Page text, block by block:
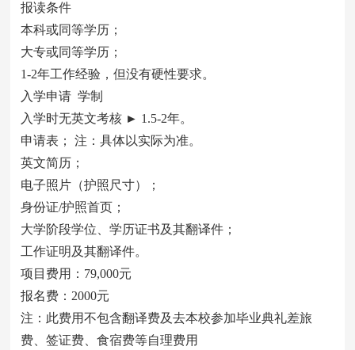
报读条件
本科或同等学历；
大专或同等学历；
1-2年工作经验，但没有硬性要求。
入学申请 学制
入学时无英文考核 ► 1.5-2年。
申请表； 注：具体以实际为准。
英文简历；
电子照片（护照尺寸）；
身份证/护照首页；
大学阶段学位、学历证书及其翻译件；
工作证明及其翻译件。
项目费用：79,000元
报名费：2000元
注：此费用不包含翻译费及去本校参加毕业典礼差旅
费、签证费、食宿费等自理费用